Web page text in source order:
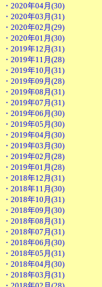
・2020年04月(30)
・2020年03月(31)
・2020年02月(29)
・2020年01月(30)
・2019年12月(31)
・2019年11月(28)
・2019年10月(31)
・2019年09月(28)
・2019年08月(31)
・2019年07月(31)
・2019年06月(30)
・2019年05月(30)
・2019年04月(30)
・2019年03月(30)
・2019年02月(28)
・2019年01月(28)
・2018年12月(31)
・2018年11月(30)
・2018年10月(31)
・2018年09月(30)
・2018年08月(31)
・2018年07月(31)
・2018年06月(30)
・2018年05月(31)
・2018年04月(30)
・2018年03月(31)